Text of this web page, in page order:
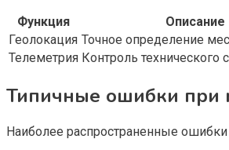
Функция
Описание
Геолокация Точное определение
Телеметрия Контроль технического
Типичные ошибки при
Наиболее распространенные